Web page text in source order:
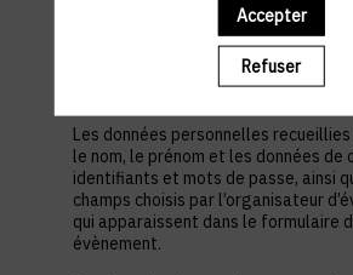
s’inscrire à un évènement, d’accéder
évènement, et de consulter les
relatives à l’organisation pratique et
Les données personnelles
le nom, le prénom et les données de
identifiants et mots de passe, ainsi
champs choisis par l’organisateur
qui apparaissent dans le formulaire
évènement.
Accepter
Refuser